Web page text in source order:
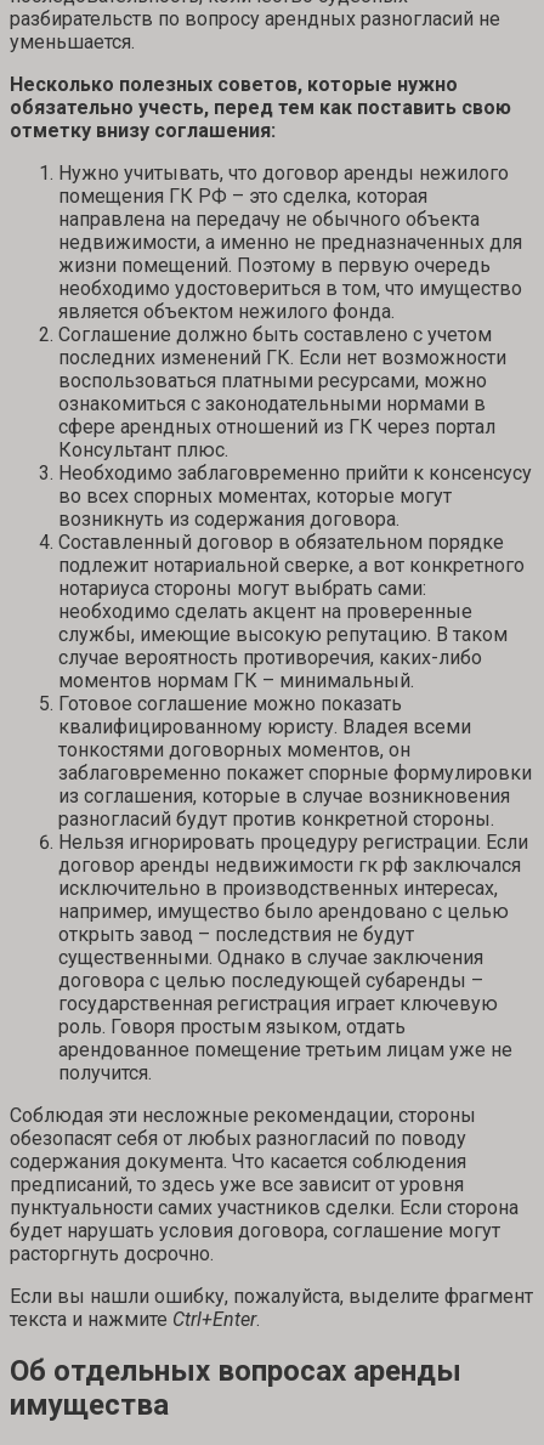
разбирательств по вопросу арендных разногласий не
уменьшается.
Несколько полезных советов, которые нужно
обязательно учесть, перед тем как поставить свою
отметку внизу соглашения:
Нужно учитывать, что договор аренды нежилого
помещения ГК РФ – это сделка, которая
направлена на передачу не обычного объекта
недвижимости, а именно не предназначенных для
жизни помещений. Поэтому в первую очередь
необходимо удостовериться в том, что имущество
является объектом нежилого фонда.
Соглашение должно быть составлено с учетом
последних изменений ГК. Если нет возможности
воспользоваться платными ресурсами, можно
ознакомиться с законодательными нормами в
сфере арендных отношений из ГК через портал
Консультант плюс.
Необходимо заблаговременно прийти к консенсусу
во всех спорных моментах, которые могут
возникнуть из содержания договора.
Составленный договор в обязательном порядке
подлежит нотариальной сверке, а вот конкретного
нотариуса стороны могут выбрать сами:
необходимо сделать акцент на проверенные
службы, имеющие высокую репутацию. В таком
случае вероятность противоречия, каких-либо
моментов нормам ГК – минимальный.
Готовое соглашение можно показать
квалифицированному юристу. Владея всеми
тонкостями договорных моментов, он
заблаговременно покажет спорные формулировки
из соглашения, которые в случае возникновения
разногласий будут против конкретной стороны.
Нельзя игнорировать процедуру регистрации. Если
договор аренды недвижимости гк рф заключался
исключительно в производственных интересах,
например, имущество было арендовано с целью
открыть завод – последствия не будут
существенными. Однако в случае заключения
договора с целью последующей субаренды –
государственная регистрация играет ключевую
роль. Говоря простым языком, отдать
арендованное помещение третьим лицам уже не
получится.
Соблюдая эти несложные рекомендации, стороны
обезопасят себя от любых разногласий по поводу
содержания документа. Что касается соблюдения
предписаний, то здесь уже все зависит от уровня
пунктуальности самих участников сделки. Если сторона
будет нарушать условия договора, соглашение могут
расторгнуть досрочно.
Если вы нашли ошибку, пожалуйста, выделите фрагмент
текста и нажмите Ctrl+Enter.
Об отдельных вопросах аренды
имущества